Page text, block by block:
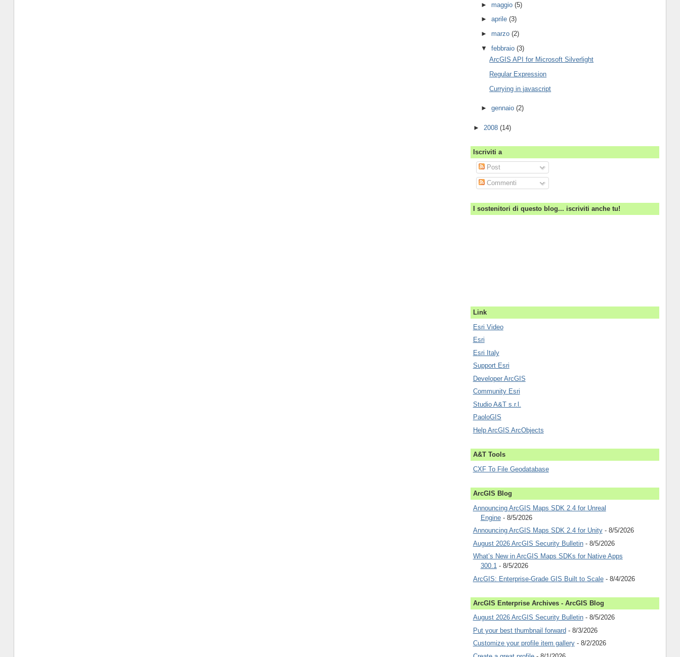
►maggio(5)
►aprile(3)
►marzo(2)
▼febbraio(3)
ArcGIS API for Microsoft Silverlight
Regular Expression
Currying in javascript
►gennaio(2)
► 2008 (14)
Iscriviti a
Post
Commenti
I sostenitori di questo blog... iscriviti anche tu!
Link
Esri Video
Esri
Esri Italy
Support Esri
Developer ArcGIS
Community Esri
Studio A&T s.r.l.
PaoloGIS
Help ArcGIS ArcObjects
A&T Tools
CXF To File Geodatabase
ArcGIS Blog
Announcing ArcGIS Maps SDK 2.4 for Unreal
Engine- 8/5/2026
Announcing ArcGIS Maps SDK 2.4 for Unity- 8/5/2026
August 2026 ArcGIS Security Bulletin- 8/5/2026
What’s New in ArcGIS Maps SDKs for Native Apps
300.1- 8/5/2026
ArcGIS: Enterprise-Grade GIS Built to Scale- 8/4/2026
ArcGIS Enterprise Archives - ArcGIS Blog
August 2026 ArcGIS Security Bulletin- 8/5/2026
Put your best thumbnail forward - 8/3/2026
Customize your profile item gallery- 8/2/2026